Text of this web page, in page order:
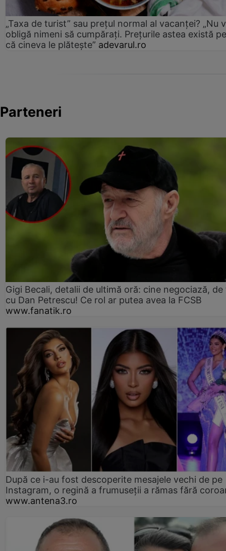
„Taxa de turist” sau prețul normal al vacanței? „Nu
obligă nimeni să cumpărați. Prețurile astea există
că cineva le plătește” adevarul.ro
Parteneri
Gigi Becali, detalii de ultimă oră: cine negociază,
cu Dan Petrescu! Ce rol ar putea avea la FCSB
www.fanatik.ro
După ce i-au fost descoperite mesajele vechi de pe
Instagram, o regină a frumuseții a rămas fără
www.antena3.ro